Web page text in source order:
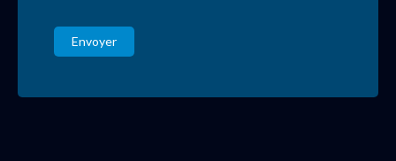
Envoyer